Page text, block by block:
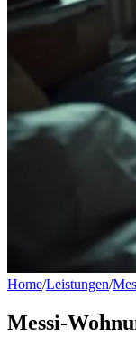
Home/Leistungen/
Messi-